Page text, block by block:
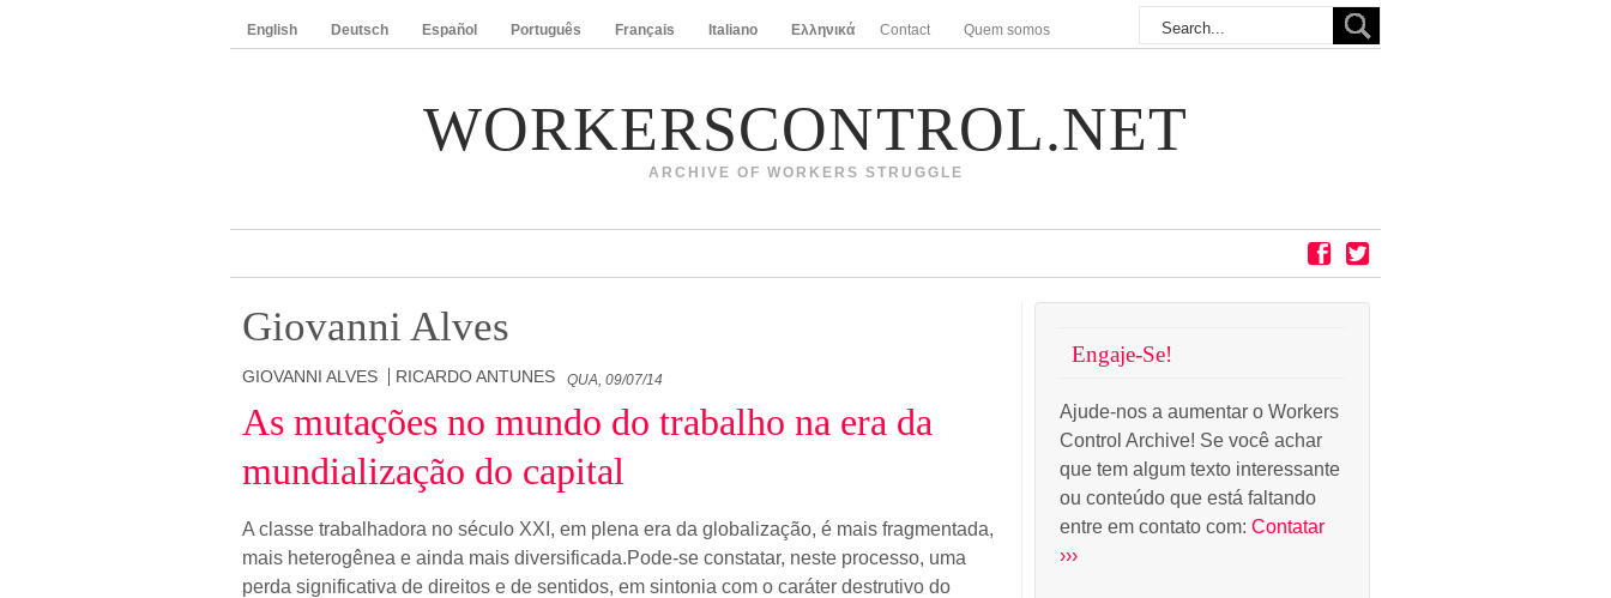
English Deutsch Español Português Français Italiano Ελληνικά Contact Quem somos
WORKERSCONTROL.NET
ARCHIVE OF WORKERS STRUGGLE
Giovanni Alves
GIOVANNI ALVES RICARDO ANTUNES QUA, 09/07/14
As mutações no mundo do trabalho na era da
mundialização do capital
A classe trabalhadora no século XXI, em plena era da globalização, é mais fragmentada,
mais heterogênea e ainda mais diversificada.Pode-se constatar, neste processo, uma
perda significativa de direitos e de sentidos, em sintonia com o caráter destrutivo do
Engaje-Se!
Ajude-nos a aumentar o Workers
Control Archive! Se você achar
que tem algum texto interessante
ou conteúdo que está faltando
entre em contato com: Contatar
›››